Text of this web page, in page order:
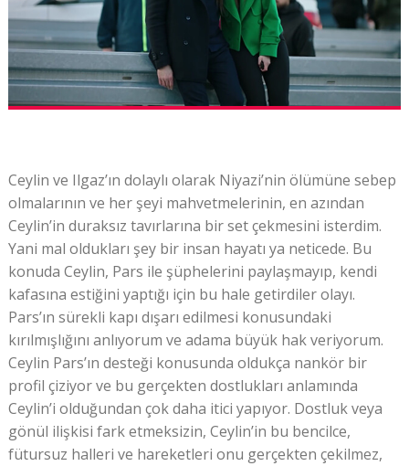
Ceylin ve Ilgaz’ın dolaylı olarak Niyazi’nin ölümüne sebep
olmalarının ve her şeyi mahvetmelerinin, en azından
Ceylin’in duraksız tavırlarına bir set çekmesini isterdim.
Yani mal oldukları şey bir insan hayatı ya neticede. Bu
konuda Ceylin, Pars ile şüphelerini paylaşmayıp, kendi
kafasına estiğini yaptığı için bu hale getirdiler olayı.
Pars’ın sürekli kapı dışarı edilmesi konusundaki
kırılmışlığını anlıyorum ve adama büyük hak veriyorum.
Ceylin Pars’ın desteği konusunda oldukça nankör bir
profil çiziyor ve bu gerçekten dostlukları anlamında
Ceylin’i olduğundan çok daha itici yapıyor. Dostluk veya
gönül ilişkisi fark etmeksizin, Ceylin’in bu bencilce,
fütursuz halleri ve hareketleri onu gerçekten çekilmez,